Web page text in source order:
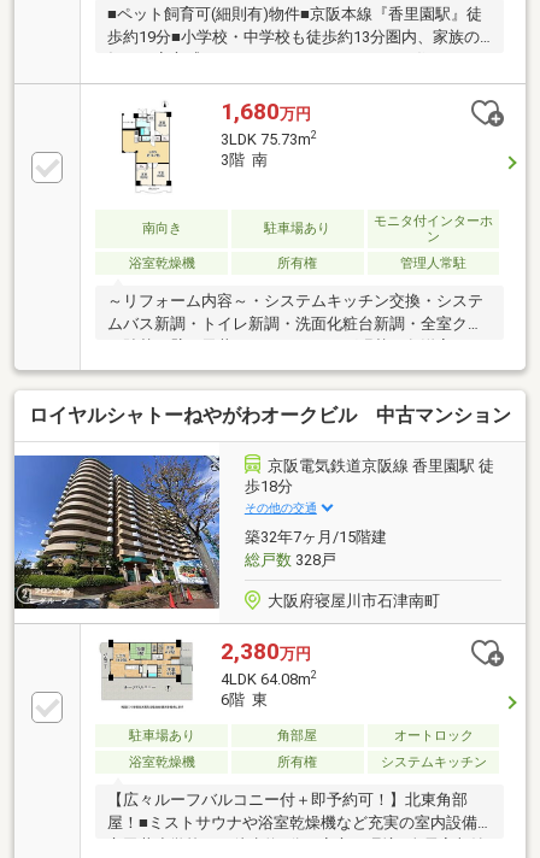
■ペット飼育可(細則有)物件■京阪本線『香里園駅』徒
歩約19分■小学校・中学校も徒歩約13分圏内、家族の
毎日に安心感を■カウンターキッチンのある住まいで
会話が弾み、スーパーや病院も近隣充実■
1,680万円
3LDK 75.73m2
3階 南
南向き 駐車場あり
モニタ付インターホ
ン
浴室乾燥機
所有権 管理人常駐
～リフォーム内容～・システムキッチン交換・システ
ムバス新調・トイレ新調・洗面化粧台新調・全室クロ
ス貼替（壁・天井）・フローリング張替（各洋室、
LDK、廊下）・建具新調・和室→洋室変更・CF張替工
事（トイレ・洗面室）・ガス給湯器交換・洗濯パン交
換・スイッチコンセント交換・ハウスクリーニング・
設備延長10年保証（システムキッチン、システムバ
ス、洗面化粧台、温水洗浄便座、ガス給湯器）～ライ
フインフォメーション～・寝屋川市立木屋小学校（約
550ｍ）・寝屋川市立友呂岐中学校（約800ｍ）・アル
プラザ香里園店（約350ｍ）・ロピア寝屋川島忠ホー
ムズ店（約550ｍ）
ロイヤルシャトーねやがわオークビル 中古マンション
京阪電気鉄道京阪線 香里園駅 徒
歩18分
その他の交通
築32年7ヶ月/15階建
総戸数328戸
大阪府寝屋川市石津南町
2,380万円
4LDK 64.08m2
6階 東
駐車場あり 角部屋
オートロック
浴室乾燥機
所有権 システムキッチン
【広々ルーフバルコニー付＋即予約可！】北東角部
屋！■ミストサウナや浴室乾燥機など充実の室内設備■
立田井小学校まで徒歩約5分と安心の環境■全居室収納